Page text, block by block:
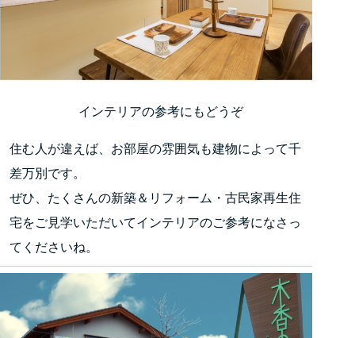
インテリアの参考にもどうぞ
住む人が違えば、お部屋の雰囲気も建物によって千
差万別です。
ぜひ、たくさんの新築＆リフォーム・古民家再生住
宅をご見学いただいてインテリアのご参考になさっ
てくださいね。